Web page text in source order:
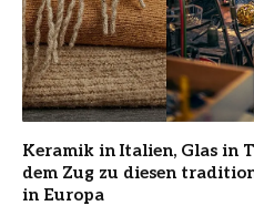
Keramik in Italien, Glas in
dem Zug zu diesen
in Europa